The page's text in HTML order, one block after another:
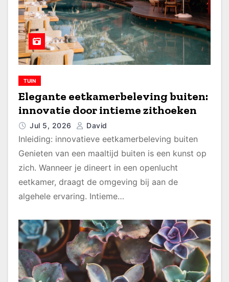
TUIN
Elegante eetkamerbeleving buiten:
innovatie door intieme zithoeken
Jul 5, 2026 David
Inleiding: innovatieve eetkamerbeleving buiten
Genieten van een maaltijd buiten is een kunst op
zich. Wanneer je dineert in een openlucht
eetkamer, draagt de omgeving bij aan de
algehele ervaring. Intieme…